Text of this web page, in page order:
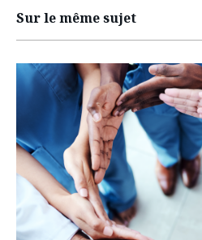
Sur le même sujet